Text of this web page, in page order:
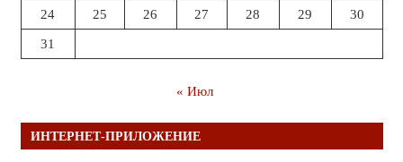
24 25 26 27 28 29 30
31
« Июл
ИНТЕРНЕТ-ПРИЛОЖЕНИЕ